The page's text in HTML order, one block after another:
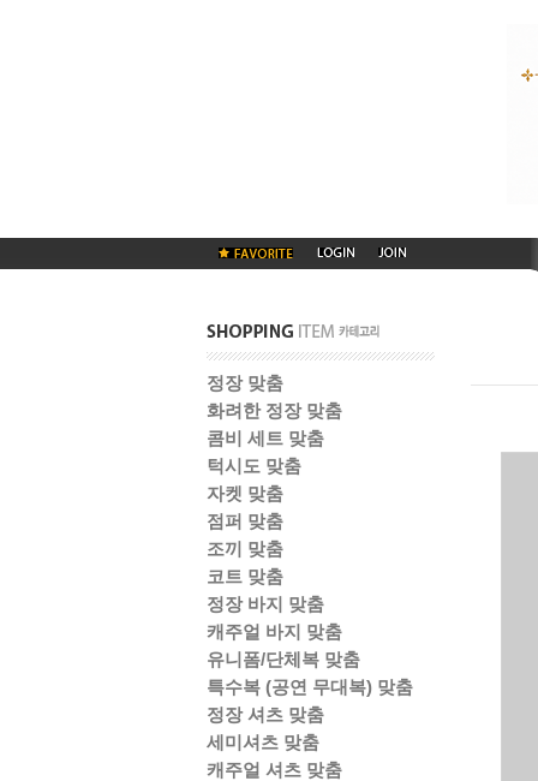
정장 맞춤
화려한 정장 맞춤
콤비 세트 맞춤
턱시도 맞춤
자켓 맞춤
점퍼 맞춤
조끼 맞춤
코트 맞춤
정장 바지 맞춤
캐주얼 바지 맞춤
유니폼/단체복 맞춤
특수복 (공연 무대복) 맞춤
정장 셔츠 맞춤
세미셔츠 맞춤
캐주얼 셔츠 맞춤